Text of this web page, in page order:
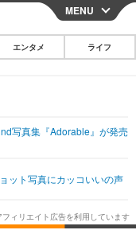
CLOSE
その他
映画・ドラマ
韓国・芸能
グルメ
MENU
エンタメ ライフ
写真集『Adorable』が発売
ット写真にカッコいいの声